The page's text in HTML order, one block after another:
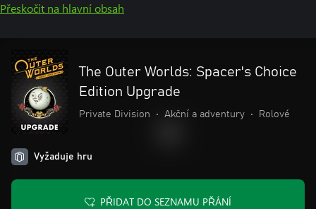
Přeskočit na hlavní obsah
The Outer Worlds: Spacer's Choice
Edition Upgrade
Private Division • Akční a adventury • Rolové
Vyžaduje hru
PŘIDAT DO SEZNAMU PŘÁNÍ